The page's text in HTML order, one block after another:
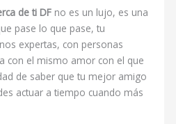
de ti DF no es un lujo, es una
pase lo que pase, tu
expertas, con personas
con el mismo amor con el que
de saber que tu mejor amigo
actuar a tiempo cuando más